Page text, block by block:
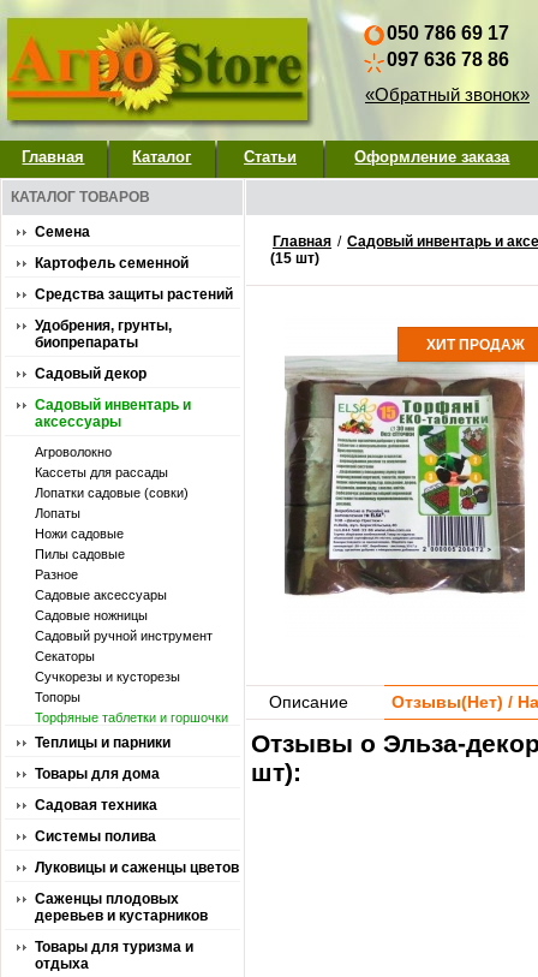
050 786 69 17
097 636 78 86
«Обратный звонок»
Главная Каталог Статьи Оформление заказа
КАТАЛОГ ТОВАРОВ
Семена
Картофель семенной
Средства защиты растений
Удобрения, грунты,
биопрепараты
Садовый декор
Садовый инвентарь и
аксессуары
Агроволокно
Кассеты для рассады
Лопатки садовые (совки)
Лопаты
Ножи садовые
Пилы садовые
Разное
Садовые аксессуары
Садовые ножницы
Садовый ручной инструмент
Секаторы
Сучкорезы и кусторезы
Топоры
Торфяные таблетки и горшочки
Теплицы и парники
Товары для дома
Садовая техника
Системы полива
Луковицы и саженцы цветов
Саженцы плодовых
деревьев и кустарников
Товары для туризма и
отдыха
Главная / Садовый инвентарь и
(15 шт)
ХИТ ПРОДАЖ
Описание Отзывы(Нет) /
Отзывы о Эльза-
шт):